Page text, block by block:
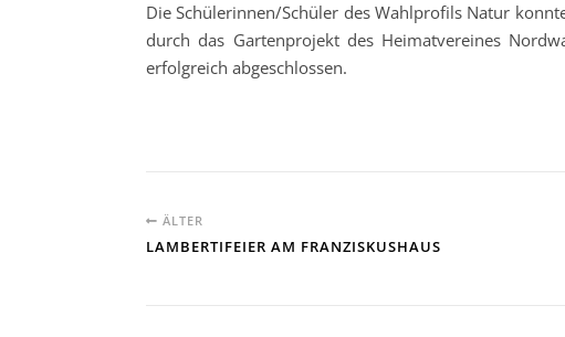
Die Schülerinnen/Schüler des Wahlprofils Natur
durch das Gartenprojekt des Heimatvereines
erfolgreich abgeschlossen.
ÄLTER
LAMBERTIFEIER AM FRANZISKUSHAUS